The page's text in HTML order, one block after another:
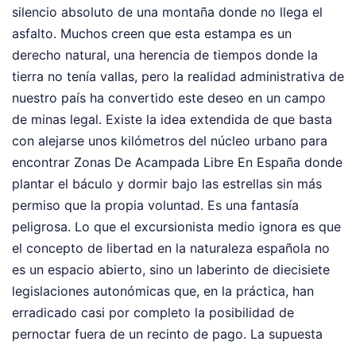
silencio absoluto de una montaña donde no llega el
asfalto. Muchos creen que esta estampa es un
derecho natural, una herencia de tiempos donde la
tierra no tenía vallas, pero la realidad administrativa de
nuestro país ha convertido este deseo en un campo
de minas legal. Existe la idea extendida de que basta
con alejarse unos kilómetros del núcleo urbano para
encontrar Zonas De Acampada Libre En España donde
plantar el báculo y dormir bajo las estrellas sin más
permiso que la propia voluntad. Es una fantasía
peligrosa. Lo que el excursionista medio ignora es que
el concepto de libertad en la naturaleza española no
es un espacio abierto, sino un laberinto de diecisiete
legislaciones autonómicas que, en la práctica, han
erradicado casi por completo la posibilidad de
pernoctar fuera de un recinto de pago. La supuesta